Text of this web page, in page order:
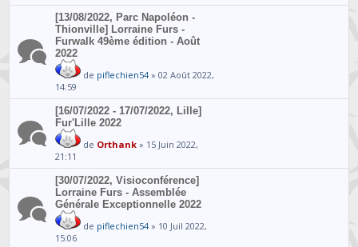
[13/08/2022, Parc Napoléon -
Thionville] Lorraine Furs -
Furwalk 49ème édition - Août
2022
de piflechien54» 02 Août 2022,
14:59
[16/07/2022 - 17/07/2022, Lille]
Fur'Lille 2022
de Orthank » 15 Juin 2022,
21:11
[30/07/2022, Visioconférence]
Lorraine Furs - Assemblée
Générale Exceptionnelle 2022
de piflechien54» 10 Juil 2022,
15:06